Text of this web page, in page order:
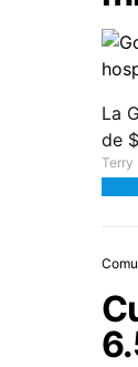
La
de
Terry